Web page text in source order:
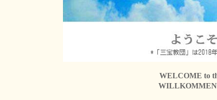
WELCOME to the
WILLKOMMEN